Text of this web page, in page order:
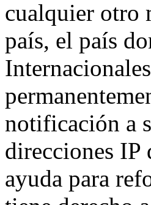
cualquier otro
país, el país
notificación a
direcciones IP
ayuda para